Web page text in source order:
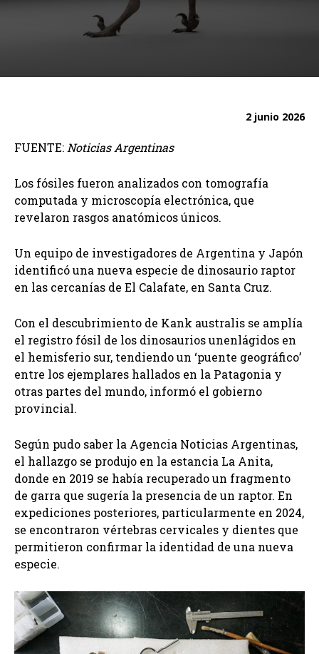
2 junio 2026
FUENTE: Noticias Argentinas
Los fósiles fueron analizados con tomografía
computada y microscopía electrónica, que
revelaron rasgos anatómicos únicos.
Un equipo de investigadores de Argentina y Japón
identificó una nueva especie de dinosaurio raptor
en las cercanías de El Calafate, en Santa Cruz.
Con el descubrimiento de Kank australis se amplía
el registro fósil de los dinosaurios unenlágidos en
el hemisferio sur, tendiendo un ‘puente geográfico’
entre los ejemplares hallados en la Patagonia y
otras partes del mundo, informó el gobierno
provincial.
Según pudo saber la Agencia Noticias Argentinas,
el hallazgo se produjo en la estancia La Anita,
donde en 2019 se había recuperado un fragmento
de garra que sugería la presencia de un raptor. En
expediciones posteriores, particularmente en 2024,
se encontraron vértebras cervicales y dientes que
permitieron confirmar la identidad de una nueva
especie.